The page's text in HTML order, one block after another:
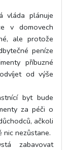
vláda plánuje
v domovech
ale protože
peníze
příbuzné
od výše
byt bude
za péči o
ačkoli
nic nezůstane.
zabavovat